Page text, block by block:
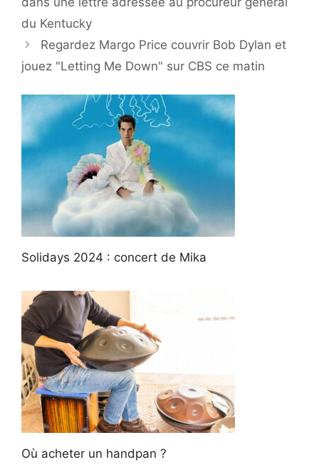
du Kentucky
Regardez Margo Price couvrir Bob Dylan et
jouez "Letting Me Down" sur CBS ce matin
Solidays 2024 : concert de Mika
Où acheter un handpan ?